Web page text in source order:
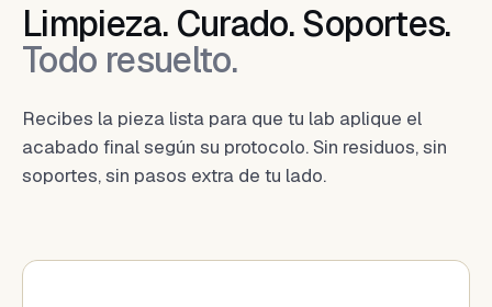
Limpieza. Curado. Soportes.
Todo resuelto.
Recibes la pieza lista para que tu lab aplique el
acabado final según su protocolo. Sin residuos, sin
soportes, sin pasos extra de tu lado.